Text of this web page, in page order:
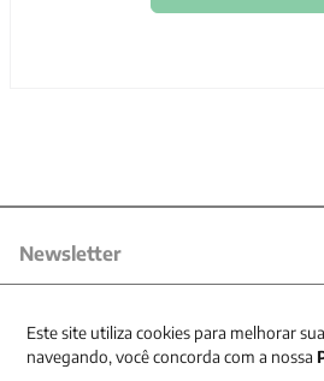
Newsletter
Este site utiliza cookies para melhorar
navegando, você concorda com a nossa